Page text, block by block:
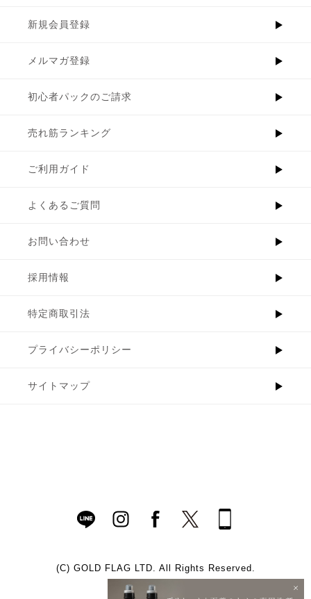
新規会員登録
メルマガ登録
初心者パックのご請求
売れ筋ランキング
ご利用ガイド
よくあるご質問
お問い合わせ
採用情報
特定商取引法
プライバシーポリシー
サイトマップ
(C) GOLD FLAG LTD. All Rights Reserved.